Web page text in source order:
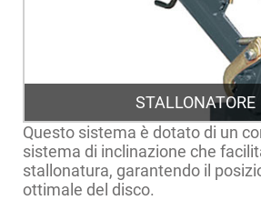
STALLONATORE
Questo sistema è dotato di un
sistema di inclinazione che
stallonatura, garantendo il
ottimale del disco.